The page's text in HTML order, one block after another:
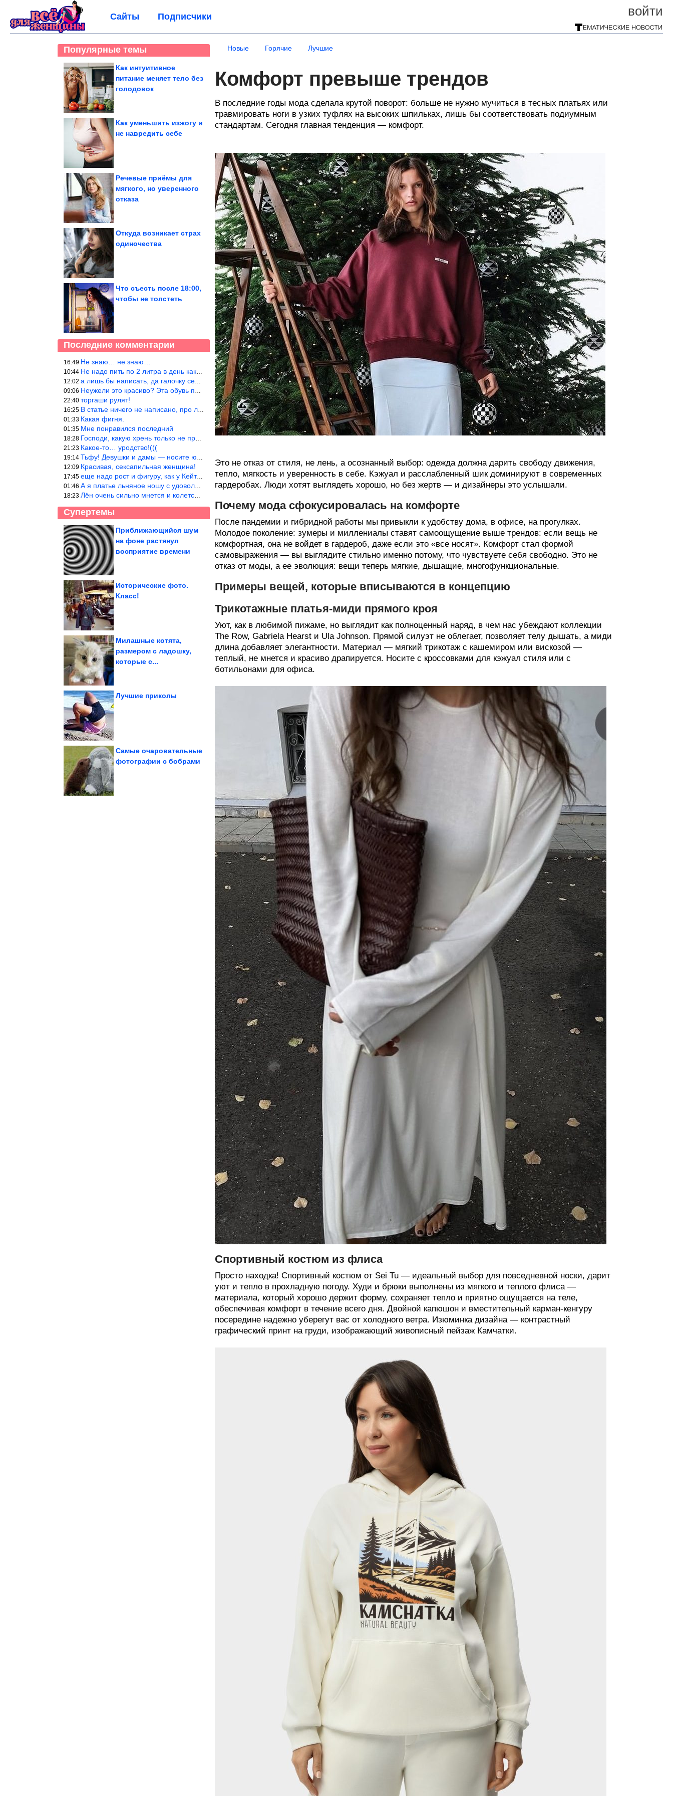
войти
Сайты Подписчики
Популярные темы
Как интуитивное
питание меняет тело без
голодовок
Как уменьшить изжогу и
не навредить себе
Речевые приёмы для
мягкого, но уверенного
отказа
Откуда возникает страх
одиночества
Что съесть после 18:00,
чтобы не толстеть
Последние комментарии
16:49 Не знаю… не знаю…
10:44 Не надо пить по 2 литра в день как советуют, пейте только когда
12:02 а лишь бы написать, да галочку себе поставить: я написала статью
09:06 Неужели это красиво? Эта обувь похожа на копыто животного, не хв
22:40 торгаши рулят!
16:25 В статье ничего не написано, про ловушки при выкладывании товара
01:33 Какая фигня.
01:35 Мне понравился последний
18:28 Господи, какую хрень только не придумают, лишь бы бабла срубить!
21:23 Какое-то… уродство!(((
19:14 Тьфу! Девушки и дамы — носите юбки(пожалуйста), любые штаны на ж
12:09 Красивая, сексапильная женщина!
17:45 еще надо рост и фигуру, как у Кейт Мос в юности… тогда и стиль т
01:46 А я платье льняное ношу с удовольствием.Мнется как и все. Но это
18:23 Лён очень сильно мнется и колется. Был у меня костюм, юбка и жак
Супертемы
Приближающийся шум
на фоне растянул
восприятие времени
100% убойные хиты про
женщин
Исторические фото.
Класс!
Милашные котята,
размером с ладошку,
которые с...
Лучшие приколы
Самые очаровательные
фотографии с бобрами
Ученые определили
Новые Горячие Лучшие
Комфорт превыше трендов
В последние годы мода сделала крутой поворот: больше не нужно мучиться в тесных платьях или
травмировать ноги в узких туфлях на высоких шпильках, лишь бы соответствовать подиумным
стандартам. Сегодня главная тенденция — комфорт.
Это не отказ от стиля, не лень, а осознанный выбор: одежда должна дарить свободу движения,
тепло, мягкость и уверенность в себе. Кэжуал и расслабленный шик доминируют в современных
гардеробах. Люди хотят выглядеть хорошо, но без жертв — и дизайнеры это услышали.
Почему мода сфокусировалась на комфорте
После пандемии и гибридной работы мы привыкли к удобству дома, в офисе, на прогулках.
Молодое поколение: зумеры и миллениалы ставят самоощущение выше трендов: если вещь не
комфортная, она не войдет в гардероб, даже если это «все носят». Комфорт стал формой
самовыражения — вы выглядите стильно именно потому, что чувствуете себя свободно. Это не
отказ от моды, а ее эволюция: вещи теперь мягкие, дышащие, многофункциональные.
Примеры вещей, которые вписываются в концепцию
Трикотажные платья-миди прямого кроя
Уют, как в любимой пижаме, но выглядит как полноценный наряд, в чем нас убеждают коллекции
The Row, Gabriela Hearst и Ula Johnson. Прямой силуэт не облегает, позволяет телу дышать, а миди
длина добавляет элегантности. Материал — мягкий трикотаж с кашемиром или вискозой —
теплый, не мнется и красиво драпируется. Носите с кроссовками для кэжуал стиля или с
ботильонами для офиса.
Спортивный костюм из флиса
Просто находка! Cпортивный костюм от Sei Tu — идеальный выбор для повседневной носки, дарит
уют и тепло в прохладную погоду. Худи и брюки выполнены из мягкого и теплого флиса —
материала, который хорошо держит форму, сохраняет тепло и приятно ощущается на теле,
обеспечивая комфорт в течение всего дня. Двойной капюшон и вместительный карман-кенгуру
посередине надежно уберегут вас от холодного ветра. Изюминка дизайна — контрастный
графический принт на груди, изображающий живописный пейзаж Камчатки.